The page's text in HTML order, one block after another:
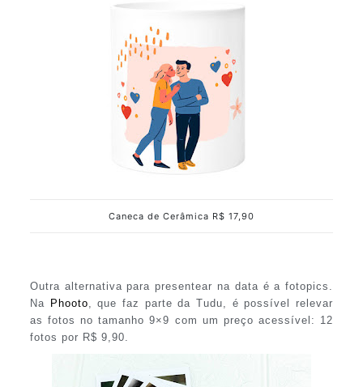
Caneca de Cerâmica R$ 17,90
Outra alternativa para presentear na data é a fotopics.
Na Phooto , que faz parte da Tudu, é possível relevar
as fotos no tamanho 9×9 com um preço acessível: 12
fotos por R$ 9,90.